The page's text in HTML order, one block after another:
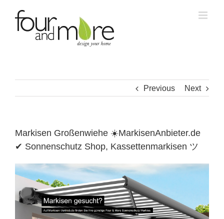
content
Previous Next
Markisen Großenwiehe ☀️MarkisenAnbieter.de
✔ Sonnenschutz Shop, Kassettenmarkisen ツ